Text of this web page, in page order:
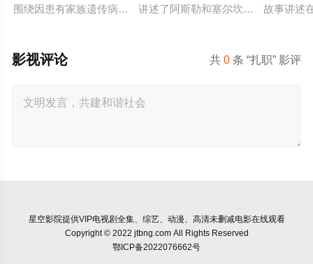
围绕因患有家族遗传病而导致视力逐渐丧失的摄影师瑞真展开
讲述了阿斯勒和塞尔坎在休产假期间
故事讲述
共0 条 “扎职” 影评
影视评论
星空影院提供VIP电视剧全集、综艺、动漫、高清未删减电影在线观看
Copyright © 2022 jtbng.com All Rights Reserved
鄂ICP备2022076662号